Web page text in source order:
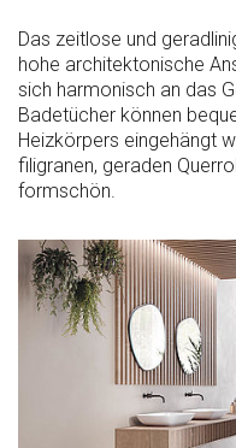
Das zeitlose und
hohe architektonische
sich harmonisch an das
Badetücher können
Heizkörpers eingehängt
filigranen, geraden
formschön.